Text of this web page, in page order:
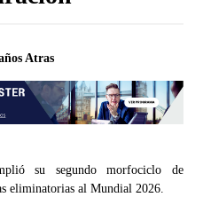
Atras
su segundo morfociclo de
eliminatorias al Mundial 2026.